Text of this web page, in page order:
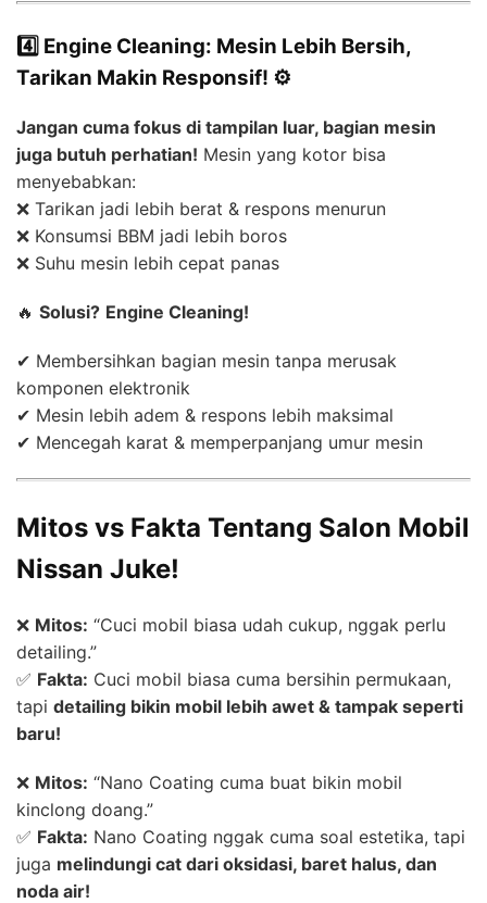
4️⃣ Engine Cleaning: Mesin Lebih Bersih,
Tarikan Makin Responsif! ⚙️
Jangan cuma fokus di tampilan luar, bagian mesin
juga butuh perhatian! Mesin yang kotor bisa
menyebabkan:
❌ Tarikan jadi lebih berat & respons menurun
❌ Konsumsi BBM jadi lebih boros
❌ Suhu mesin lebih cepat panas
🔥 Solusi? Engine Cleaning!
✔ Membersihkan bagian mesin tanpa merusak
komponen elektronik
✔ Mesin lebih adem & respons lebih maksimal
✔ Mencegah karat & memperpanjang umur mesin
Mitos vs Fakta Tentang Salon Mobil
Nissan Juke!
❌ Mitos: “Cuci mobil biasa udah cukup, nggak perlu
detailing.”
✅ Fakta: Cuci mobil biasa cuma bersihin permukaan,
tapi detailing bikin mobil lebih awet & tampak seperti
baru!
❌ Mitos: “Nano Coating cuma buat bikin mobil
kinclong doang.”
✅ Fakta: Nano Coating nggak cuma soal estetika, tapi
juga melindungi cat dari oksidasi, baret halus, dan
noda air!